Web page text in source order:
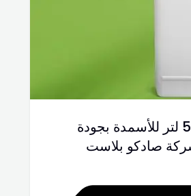
تصنيع جركن 5 لتر للأسمدة بجودة
صادكو بلاست